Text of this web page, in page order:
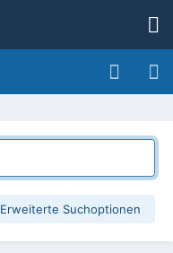
Erweiterte Suchoptionen